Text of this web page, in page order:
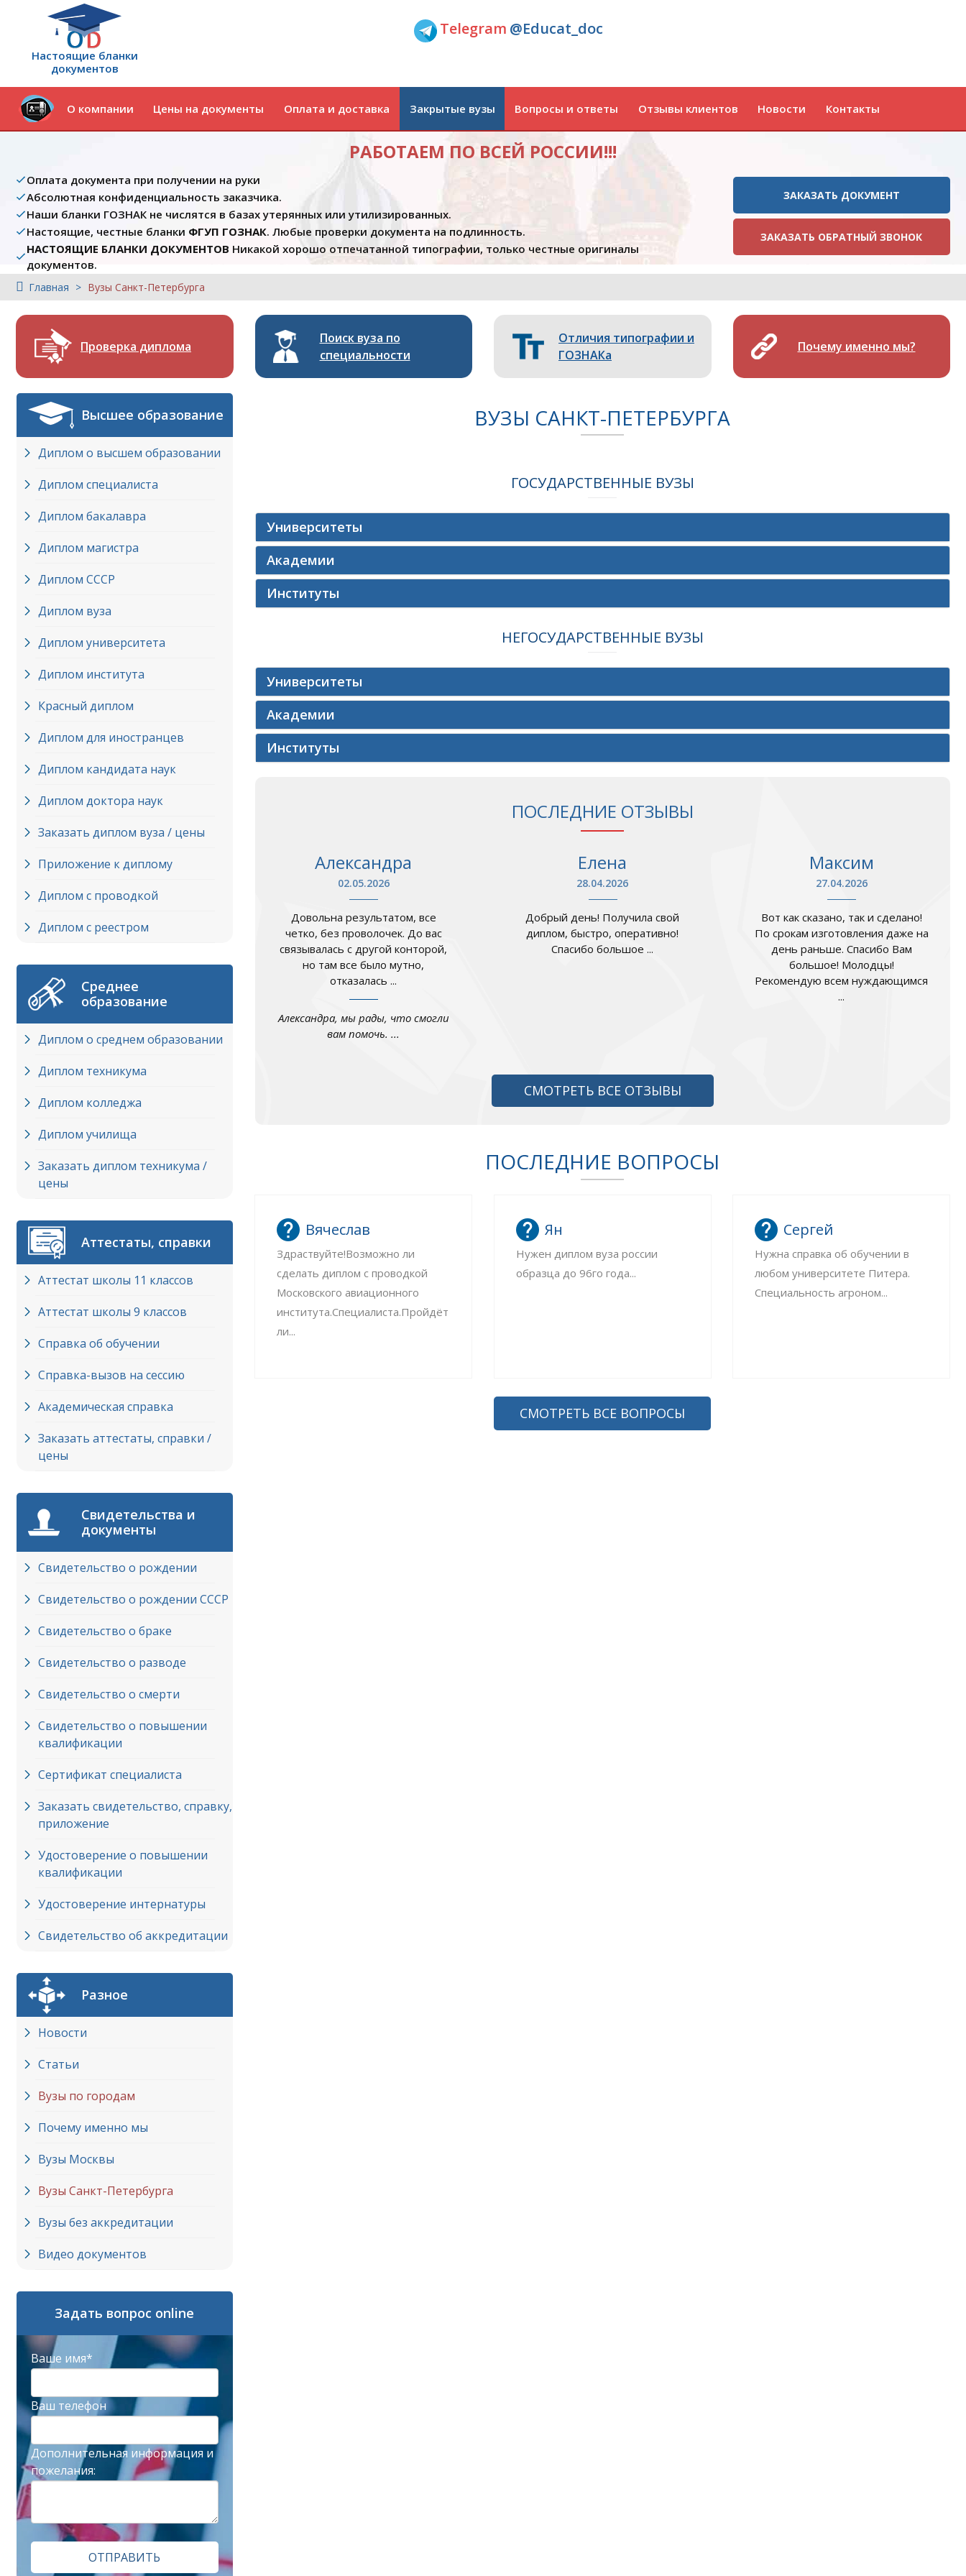
Настоящие бланки
документов
Telegram @Educat_doc
О компании Цены на документы Оплата и доставка Закрытые вузы Вопросы и ответы Отзывы клиентов Новости Контакты
РАБОТАЕМ ПО ВСЕЙ РОССИИ!!!
Оплата документа при получении на руки
Абсолютная конфиденциальность заказчика.
Наши бланки ГОЗНАК не числятся в базах утерянных или утилизированных.
Настоящие, честные бланки ФГУП ГОЗНАК. Любые проверки документа на подлинность.
НАСТОЯЩИЕ БЛАНКИ ДОКУМЕНТОВ Никакой хорошо отпечатанной типографии, только честные оригиналы
документов.
ЗАКАЗАТЬ ДОКУМЕНТ
ЗАКАЗАТЬ ОБРАТНЫЙ ЗВОНОК
Главная Вузы Cанкт-Петербурга
Проверка диплома
Поиск вуза по
специальности
Отличия типографии и
ГОЗНАКа
Почему именно мы?
Высшее образование
Диплом о высшем образовании
Диплом специалиста
Диплом бакалавра
Диплом магистра
Диплом СССР
Диплом вуза
Диплом университета
Диплом института
Красный диплом
Диплом для иностранцев
Диплом кандидата наук
Диплом доктора наук
Заказать диплом вуза / цены
Приложение к диплому
Диплом с проводкой
Диплом с реестром
Среднее
образование
Диплом о среднем образовании
Диплом техникума
Диплом колледжа
Диплом училища
Заказать диплом техникума /
цены
Аттестаты, справки
Аттестат школы 11 классов
Аттестат школы 9 классов
Справка об обучении
Справка-вызов на сессию
Академическая справка
Заказать аттестаты, справки /
цены
Свидетельства и
документы
Свидетельство о рождении
Свидетельство о рождении СССР
Свидетельство о браке
Свидетельство о разводе
Свидетельство о смерти
Свидетельство о повышении
квалификации
Сертификат специалиста
Заказать свидетельство, справку,
приложение
Удостоверение о повышении
квалификации
Удостоверение интернатуры
Свидетельство об аккредитации
Разное
Новости
Статьи
Вузы по городам
Почему именно мы
Вузы Москвы
Вузы Cанкт-Петербурга
Вузы без аккредитации
Видео документов
Задать вопрос online
Ваше имя*
Ваш телефон
Дополнительная информация и
пожелания:
ОТПРАВИТЬ
ВУЗЫ CАНКТ-ПЕТЕРБУРГА
ГОСУДАРСТВЕННЫЕ ВУЗЫ
Университеты
Академии
Институты
НЕГОСУДАРСТВЕННЫЕ ВУЗЫ
Университеты
Академии
Институты
ПОСЛЕДНИЕ ОТЗЫВЫ
Александра
02.05.2026
Довольна результатом, все
четко, без проволочек. До вас
связывалась с другой конторой,
но там все было мутно,
отказалась ...
Александра, мы рады, что смогли
вам помочь. ...
Елена
28.04.2026
Добрый день! Получила свой
диплом, быстро, оперативно!
Спасибо большое ...
Максим
27.04.2026
Вот как сказано, так и сделано!
По срокам изготовления даже на
день раньше. Спасибо Вам
большое! Молодцы!
Рекомендую всем нуждающимся
...
СМОТРЕТЬ ВСЕ ОТЗЫВЫ
ПОСЛЕДНИЕ ВОПРОСЫ
Вячеслав
Здраствуйте!Возможно ли
сделать диплом с проводкой
Московского авиационного
института.Специалиста.Пройдёт
ли...
Ян
Нужен диплом вуза россии
образца до 96го года...
Сергей
Нужна справка об обучении в
любом университете Питера.
Специальность агроном...
СМОТРЕТЬ ВСЕ ВОПРОСЫ